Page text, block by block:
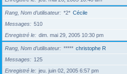
Rang, Nom d’utilisateur *2* Cécile
Messages
510
Enregistré le
dim. mai 29, 2005 10:30 pm
Rang, Nom d’utilisateur ***** christophe R
Messages
125
Enregistré le
jeu. juin 02, 2005 6:57 pm